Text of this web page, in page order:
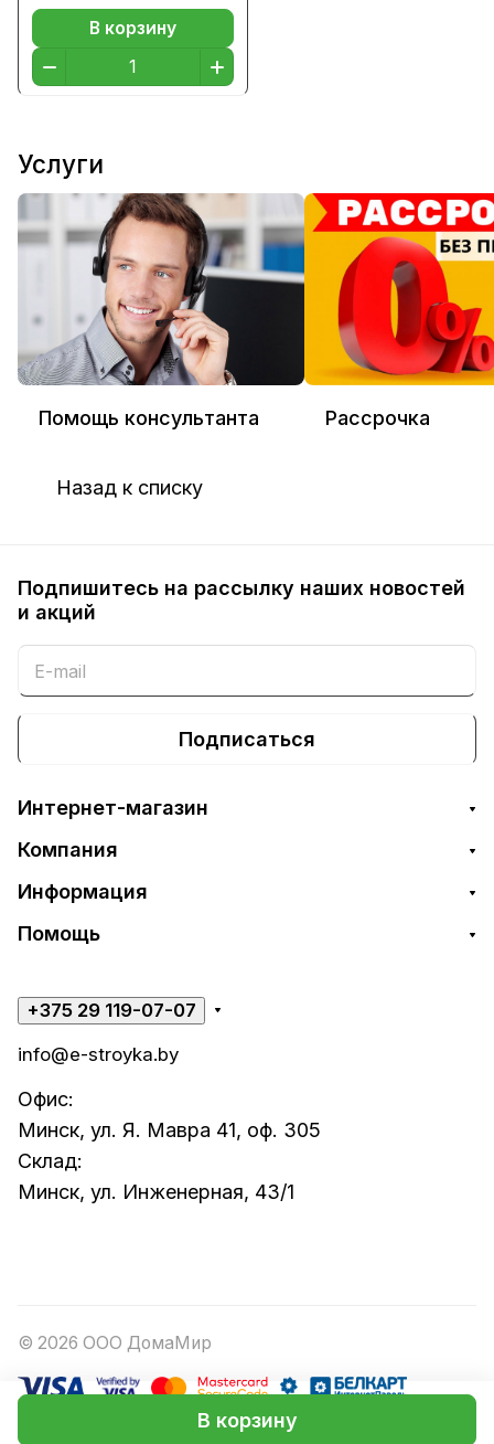
В корзину
В корзину
Услуги
Помощь консультанта Рассрочка
Назад к списку
Подпишитесь на рассылку наших новостей
и акций
Подписаться
Интернет-магазин
Компания
Информация
Помощь
+375 29 119-07-07
info@e-stroyka.by
Офис:
Минск, ул. Я. Мавра 41, оф. 305
Склад:
Минск, ул. Инженерная, 43/1
© 2026 ООО ДомаМир